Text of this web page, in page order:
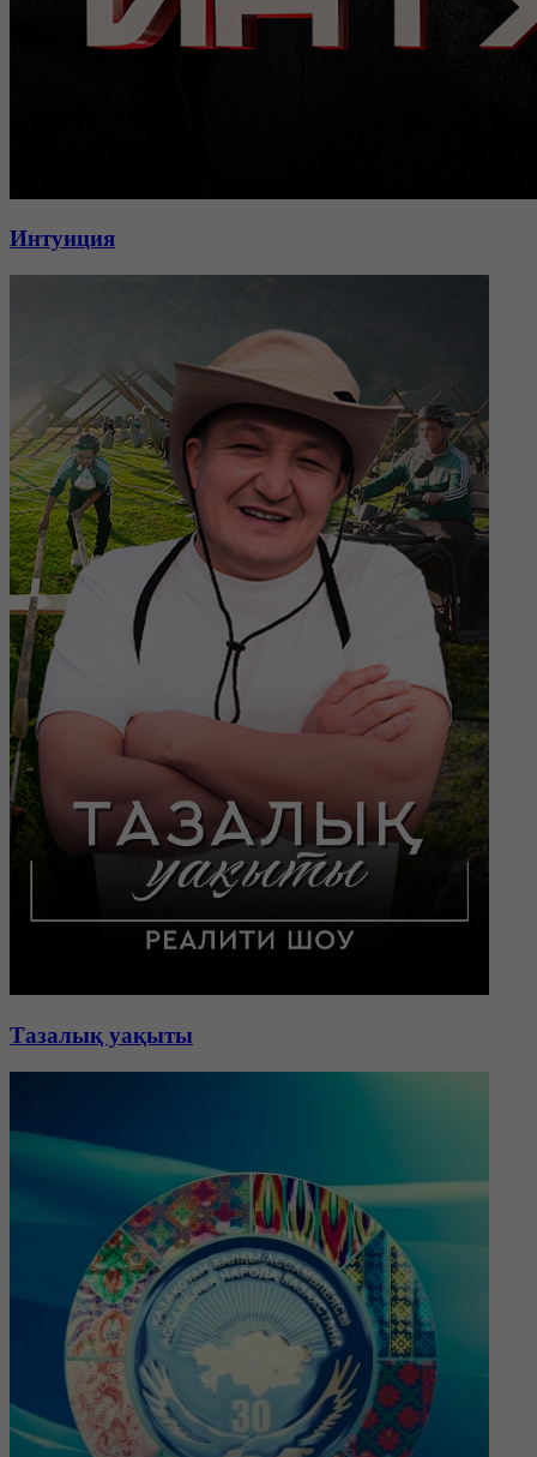
Интуиция
Тазалық уақыты